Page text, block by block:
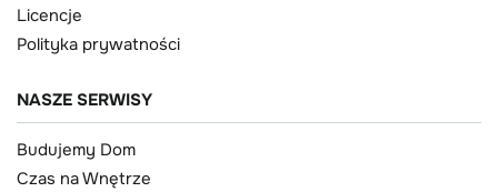
Licencje
Polityka prywatności
NASZE SERWISY
Budujemy Dom
Czas na Wnętrze